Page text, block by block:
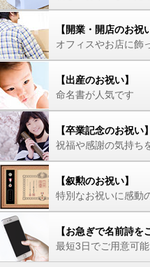
【開業・開店のお祝
オフィスやお店に飾
【出産のお祝い】
命名書が人気です
【卒業記念のお祝い】
祝福や感謝の気持ち
【叙勲のお祝い】
特別なお祝いに感動
【お急ぎで名前詩を
最短3日でご用意可